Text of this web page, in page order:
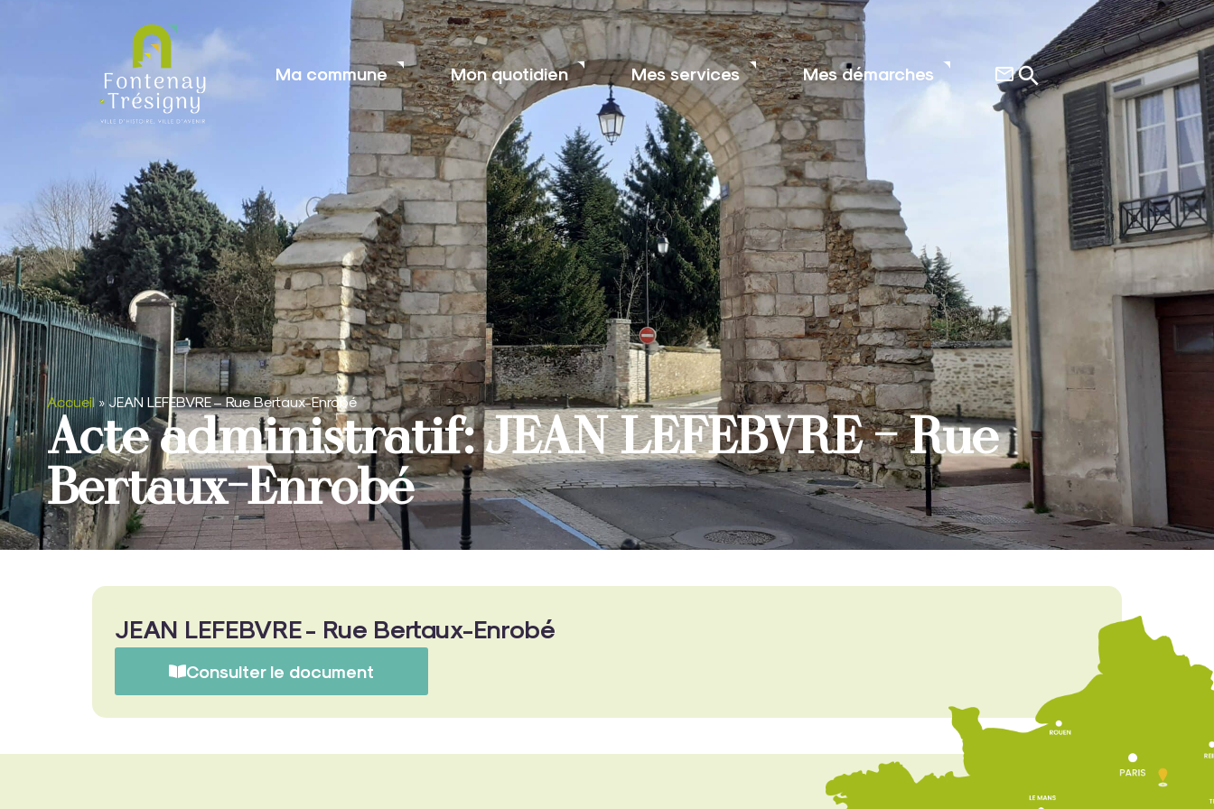
Ma commune Mon quotidien Mes services Mes démarches
Accueil»JEAN LEFEBVRE – Rue Bertaux-Enrobé
Acte administratif: JEAN LEFEBVRE – Rue
Bertaux-Enrobé
JEAN LEFEBVRE - Rue Bertaux-Enrobé
Consulter le document